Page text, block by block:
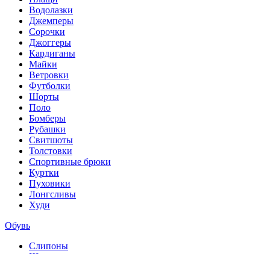
Водолазки
Джемперы
Сорочки
Джоггеры
Кардиганы
Майки
Ветровки
Футболки
Шорты
Поло
Бомберы
Рубашки
Свитшоты
Толстовки
Спортивные брюки
Куртки
Пуховики
Лонгсливы
Худи
Обувь
Слипоны